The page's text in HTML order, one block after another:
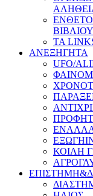
ΕΝΘΕΤΟ
ΒΙΒΛΙΟΥ
ΤΑ
ΑΝΕΞΗΓΗΤΑ
UFO/
ΚΟΙΛΗ